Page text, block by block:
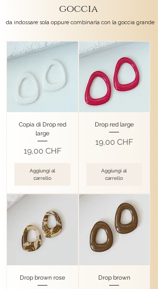
goccia
da indossare sola oppure combinarla con la goccia grande
Copia di Drop red
large
Prezzo
19,00 CHF
Aggiungi al
carrello
Drop red large
Prezzo
19,00 CHF
Aggiungi al
carrello
Drop brown rose Drop brown